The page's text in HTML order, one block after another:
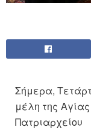
Σήμερα,
μέλη της Αγίας